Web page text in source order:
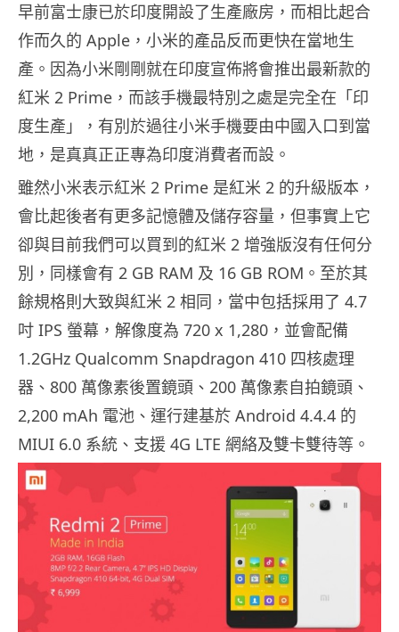
早前富士康已於印度開設了生產廠房，而相比起合
作而久的 Apple，小米的產品反而更快在當地生
產。因為小米剛剛就在印度宣佈將會推出最新款的
紅米 2 Prime，而該手機最特別之處是完全在「印
度生產」，有別於過往小米手機要由中國入口到當
地，是真真正正專為印度消費者而設。
雖然小米表示紅米 2 Prime 是紅米 2 的升級版本，
會比起後者有更多記憶體及儲存容量，但事實上它
卻與目前我們可以買到的紅米 2 增強版沒有任何分
別，同樣會有 2 GB RAM 及 16 GB ROM。至於其
餘規格則大致與紅米 2 相同，當中包括採用了 4.7
吋 IPS 螢幕，解像度為 720 x 1,280，並會配備
1.2GHz Qualcomm Snapdragon 410 四核處理
器、800 萬像素後置鏡頭、200 萬像素自拍鏡頭、
2,200 mAh 電池、運行建基於 Android 4.4.4 的
MIUI 6.0 系統、支援 4G LTE 網絡及雙卡雙待等。